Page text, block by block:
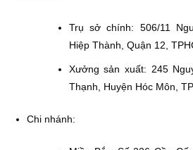
Trụ sở chính: 506/11
Hiệp Thành, Quận 12,
Xưởng sản xuất: 245
Thạnh, Huyện Hóc Môn,
Chi nhánh: